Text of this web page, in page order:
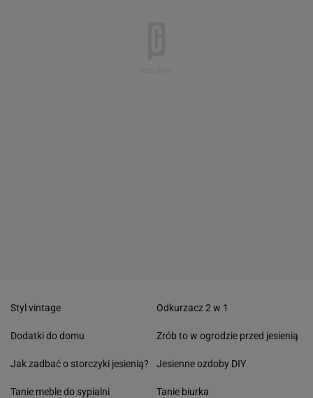
Styl vintage
Dodatki do domu
Jak zadbać o storczyki jesienią?
Tanie meble do sypialni
Odkurzacz 2 w 1
Zrób to w ogrodzie przed jesienią
Jesienne ozdoby DIY
Tanie biurka